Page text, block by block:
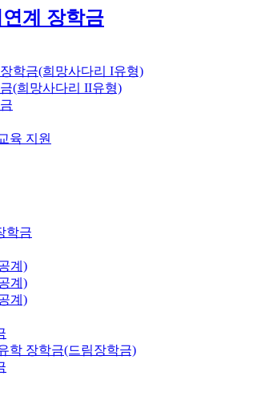
계 장학금
학금(희망사다리 I유형)
(희망사다리 II유형)
육 지원
학금
계)
계)
계)
학 장학금(드림장학금)